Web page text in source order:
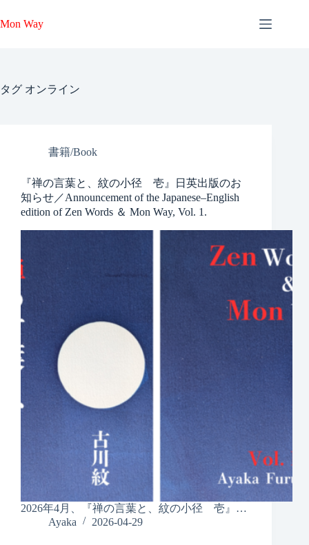
ン
ス
Mon Way
タグ オンライン
書籍/Book
『禅の言葉と、紋の小径 壱』日英出版のお
知らせ／Announcement of the Japanese–English
edition of Zen Words ＆ Mon Way, Vol. 1.
2026年4月、『禅の言葉と、紋の小径 壱』…
Ayaka
2026-04-29